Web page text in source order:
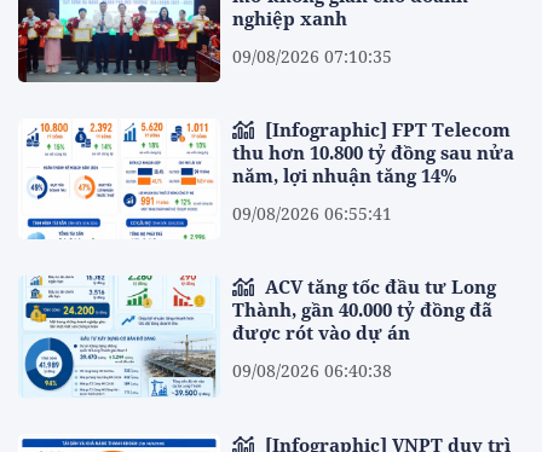
nghiệp xanh
09/08/2026 07:10:35
thu hơn 10.800 tỷ đồng sau nửa
năm, lợi nhuận tăng 14%
09/08/2026 06:55:41
ACV tăng tốc đầu tư Long
Thành, gần 40.000 tỷ đồng đã
được rót vào dự án
09/08/2026 06:40:38